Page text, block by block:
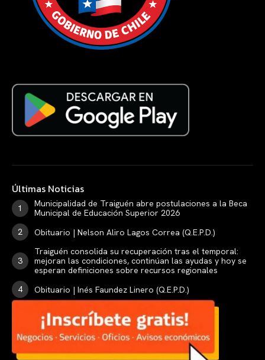
Últimas Noticias
Municipalidad de Traiguén abre postulaciones a la Beca
Municipal de Educación Superior 2026
Obituario | Nelson Aliro Lagos Correa (Q.E.P.D.)
Traiguén consolida su recuperación tras el temporal:
mejoran las condiciones, continúan las ayudas y hoy se
esperan definiciones sobre recursos regionales
Obituario | Inés Faundez Linero (Q.E.P.D.)